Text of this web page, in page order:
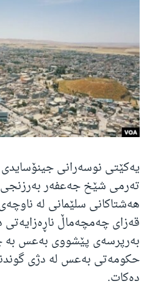
FOLLOW US
زمانه‌کان
یەکێتی نوسەرانی
تەرمی شێخ جەعفەر بەرزنجی
هەشتاکانی سلێمانی لە
قەزای چەمچەماڵ
بەرپرسەی پێشووی بەعس بە
حکومەتی بەعس لە دژی
دەکات.